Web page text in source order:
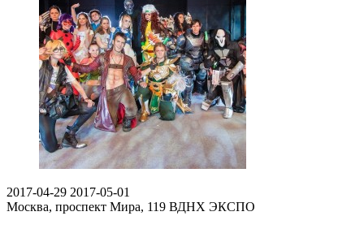
2017-04-29 2017-05-01
Москва, проспект Мира, 119 ВДНХ ЭКСПО